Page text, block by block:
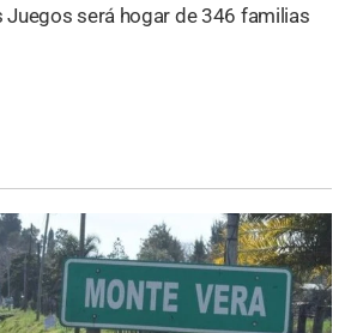
Juegos será hogar de 346 familias